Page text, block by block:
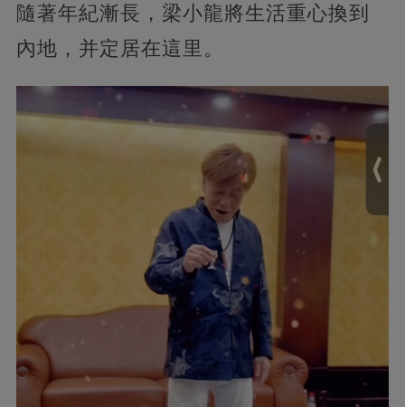
隨著年紀漸長，梁小龍將生活重心換到
內地，并定居在這里。